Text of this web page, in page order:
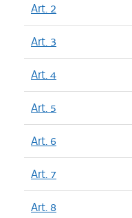
Art. 2
Art. 3
Art. 4
Art. 5
Art. 6
Art. 7
Art. 8